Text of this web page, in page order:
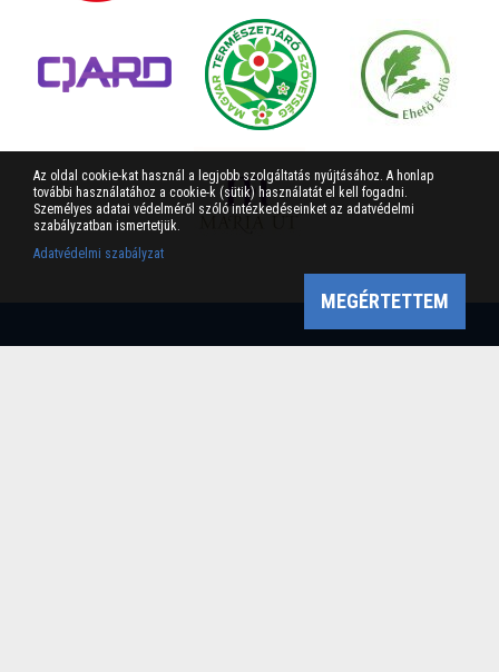
Az oldal cookie-kat használ a legjobb szolgáltatás nyújtásához. A honlap
további használatához a cookie-k (sütik) használatát el kell fogadni.
Személyes adatai védelméről szóló intézkedéseinket az adatvédelmi
szabályzatban ismertetjük.
Adatvédelmi szabályzat
MEGÉRTETTEM